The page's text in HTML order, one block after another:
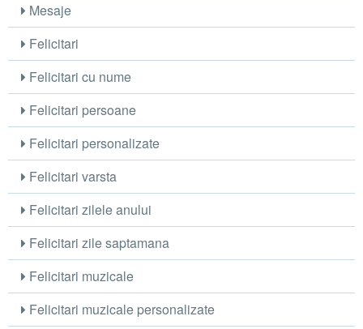
Mesaje
Felicitari
Felicitari cu nume
Felicitari persoane
Felicitari personalizate
Felicitari varsta
Felicitari zilele anului
Felicitari zile saptamana
Felicitari muzicale
Felicitari muzicale personalizate